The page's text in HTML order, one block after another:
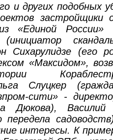
и других подобных
застройщики
«Единой России»
Сихарулидзе (его
«Максидом»,
Слуцкер
сити» -
Дюкова), Василий
передела
интересы. К